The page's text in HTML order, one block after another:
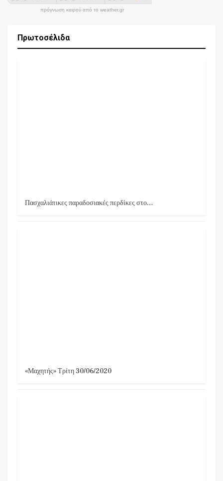
πρόγνωση καιρού από το weather.gr
Πρωτοσέλιδα
Πασχαλιάτικες παραδοσιακές περδίκες στο…
«Μαχητής» Τρίτη 30/06/2020